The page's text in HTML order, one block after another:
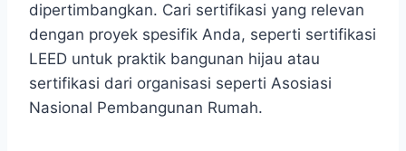
dipertimbangkan. Cari sertifikasi yang relevan
dengan proyek spesifik Anda, seperti sertifikasi
LEED untuk praktik bangunan hijau atau
sertifikasi dari organisasi seperti Asosiasi
Nasional Pembangunan Rumah.